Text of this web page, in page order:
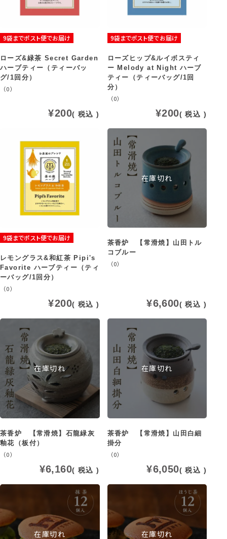
9袋までポスト便でお届け
ローズ&緑茶 Secret Garden
ハーブティー（ティーバッ
グ/1回分）
（0）
¥200 税込
9袋までポスト便でお届け
ローズヒップ&ルイボスティ
ー Melody at Night ハーブ
ティー（ティーバッグ/1回
分）
（0）
¥200 税込
9袋までポスト便でお届け
レモングラス&和紅茶 Pipi's
Favorite ハーブティー（ティ
ーバッグ/1回分）
（0）
¥200 税込
在庫切れ
茶香炉 【常滑焼】山田トル
コブルー
（0）
¥6,600 税込
在庫切れ
茶香炉 【常滑焼】石龍緑灰
釉花（板付）
（0）
¥6,160 税込
在庫切れ
茶香炉 【常滑焼】山田白細
掛分
（0）
¥6,050 税込
在庫切れ 在庫切れ